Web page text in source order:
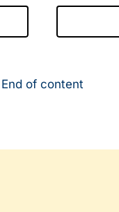
End of content